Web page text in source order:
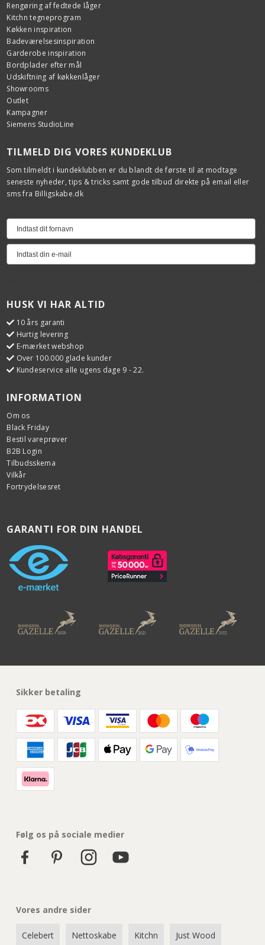
Rengøring af fedtede låger
Kitchn tegneprogram
Køkken inspiration
Badeværelsesinspiration
Garderobe inspiration
Bordplader efter mål
Udskiftning af køkkenlåger
Showrooms
Outlet
Kampagner
Siemens StudioLine
TILMELD DIG VORES KUNDEKLUB
Som tilmeldt i kundeklubben er du blandt de første til at modtage
seneste nyheder, tips & tricks samt gode tilbud direkte på email eller
sms fra Billigskabe.dk
HUSK VI HAR ALTID
10 års garanti
Hurtig levering
E-mærket webshop
Over 100.000 glade kunder
Kundeservice alle ugens dage 9 - 22.
INFORMATION
Om os
Black Friday
Bestil vareprøver
B2B Login
Tilbudsskema
Vilkår
Fortrydelsesret
GARANTI FOR DIN HANDEL
Sikker betaling
Følg os på sociale medier
Vores andre sider
Celebert Nettoskabe Kitchn Just Wood